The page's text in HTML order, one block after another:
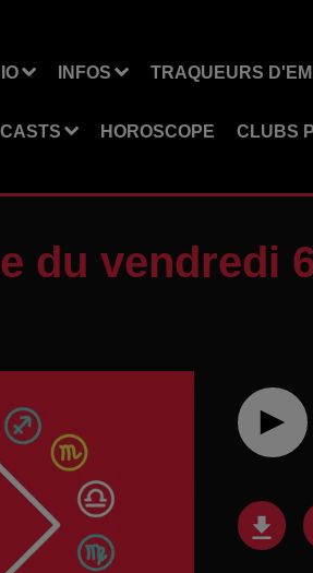
INFOS TRAQUEURS
HOROSCOPE CLUBS
du vendredi